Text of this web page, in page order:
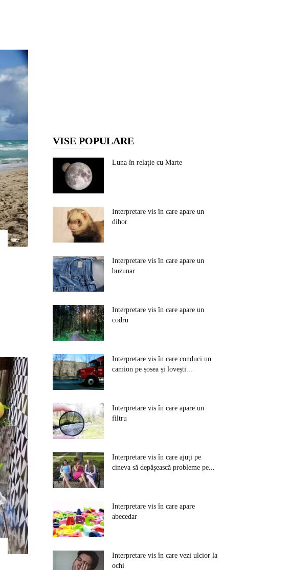
VISE POPULARE
Luna în relație cu Marte
Interpretare vis în care apare un
dihor
Interpretare vis în care apare un
buzunar
Interpretare vis în care apare un
codru
Interpretare vis în care conduci un
camion pe șosea și lovești...
Interpretare vis în care apare un
filtru
Interpretare vis în care ajuți pe
cineva să depășească probleme pe...
Interpretare vis în care apare
abecedar
Interpretare vis în care vezi ulcior la
ochi